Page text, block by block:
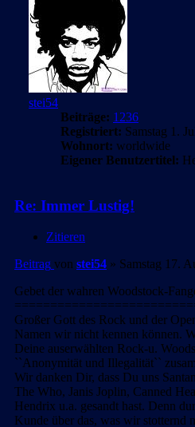
stei54
Beiträge: 1236
Registriert: Samstag 1.
Wohnort: worldwide
Eigener Benutzertitel:
Re: Immer Lustig!
Zitieren
Beitrag von stei54 » Samstag 17.
Gebet der wahren Woodstock-
Großer Gott des Rock und der
Namen wir nicht kennen können.
Deine auserwählten Rock-u.
``Anonymität und Illegalität``
Wir danken Dir, dass Du uns
The Who, Janis Joplin, Canned
Hendrix u.a. gesandt hast. Denn
Kunde über das, was wir stotternd